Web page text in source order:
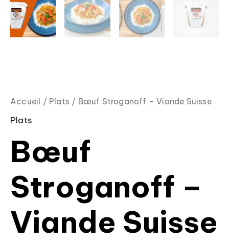
Accueil / Plats / Bœuf Stroganoff – Viande Suisse
Plats
Bœuf
Stroganoff –
Viande Suisse